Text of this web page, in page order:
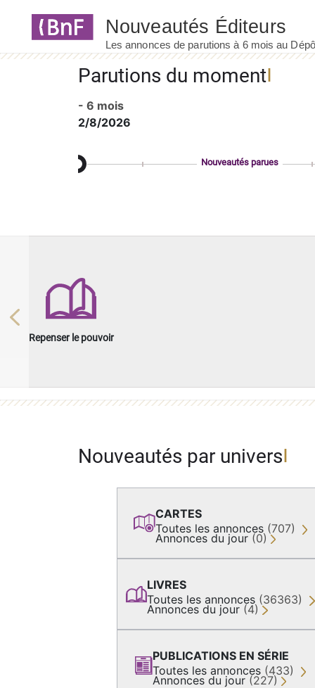
Parutions du moment
- 6 mois
2/8/2026
Nouveautés parues
Repenser le pouvoir
Previous
Nouveautés par univers
CARTES
Toutes les annonces (707)
Annonces du jour (0)
LIVRES
Toutes les annonces (36363)
Annonces du jour (4)
PUBLICATIONS EN SÉRIE
Toutes les annonces (433)
Annonces du jour (227)